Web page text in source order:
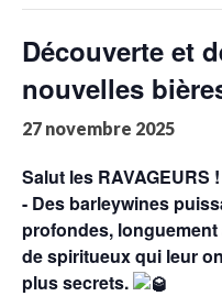
Découverte et
nouvelles
27 novembre 2025
Salut les RAVAGEURS !
- Des barleywines
profondes,
de spiritueux qui leur
plus secrets.